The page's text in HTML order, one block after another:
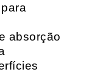
absorção